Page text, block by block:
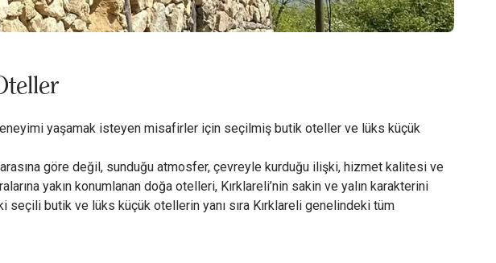
yaşamak isteyen misafirler için seçilmiş butik oteller ve lüks küçük
göre değil, sunduğu atmosfer, çevreyle kurduğu ilişki, hizmet kalitesi ve
yakın konumlanan doğa otelleri, Kırklareli’nin sakin ve yalın karakterini
butik ve lüks küçük otellerin yanı sıra Kırklareli genelindeki tüm